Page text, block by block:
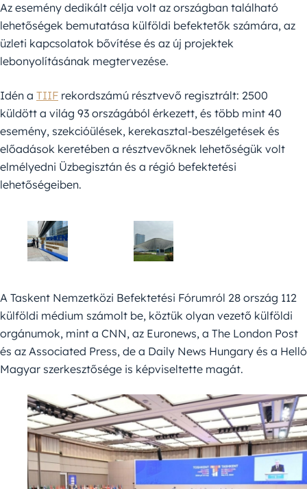
Az esemény dedikált célja volt az országban található
lehetőségek bemutatása külföldi befektetők számára, az
üzleti kapcsolatok bővítése és az új projektek
lebonyolításának megtervezése.
Idén a TIIF rekordszámú résztvevő regisztrált: 2500
küldött a világ 93 országából érkezett, és több mint 40
esemény, szekcióülések, kerekasztal-beszélgetések és
előadások keretében a résztvevőknek lehetőségük volt
elmélyedni Üzbegisztán és a régió befektetési
lehetőségeiben.
A Taskent Nemzetközi Befektetési Fórumról 28 ország 112
külföldi médium számolt be, köztük olyan vezető külföldi
orgánumok, mint a CNN, az Euronews, a The London Post
és az Associated Press, de a Daily News Hungary és a Helló
Magyar szerkesztősége is képviseltette magát.